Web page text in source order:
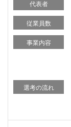
代表者
従業員数
事業内容
選考の流れ